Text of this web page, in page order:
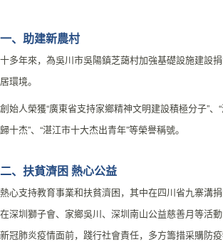
一、助建新農村
十多年來，為吳川市吳陽鎮芝藹村加強基礎設施建設
居環境。
創始人榮獲“廣東省支持家鄉精神文明建設積極分子”、
歸十杰”、“湛江市十大杰出青年”等榮譽稱號。
二、扶貧濟困 熱心公益
熱心支持教育事業和扶貧濟困，其中在四川省九寨溝
在深圳獅子會、家鄉吳川、深圳南山公益慈善月等活
新冠肺炎疫情面前，踐行社會責任，多方籌措采購防